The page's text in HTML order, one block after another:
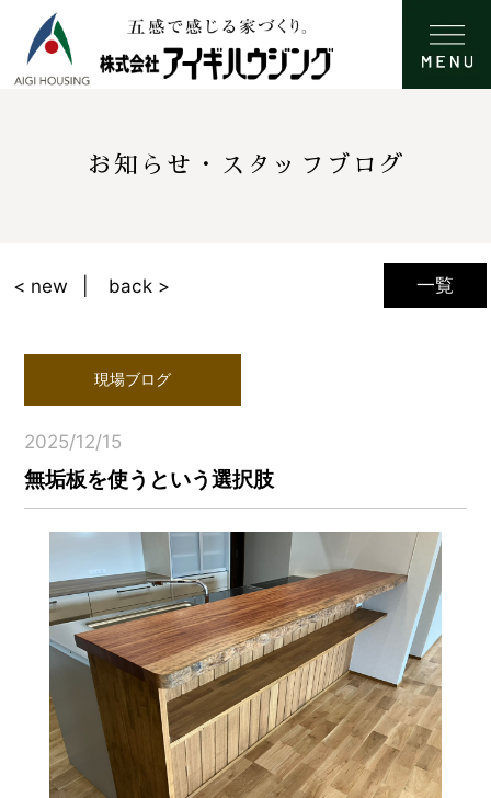
お知らせ・スタッフブログ
一覧
< new back >
現場ブログ
2025/12/15
無垢板を使うという選択肢